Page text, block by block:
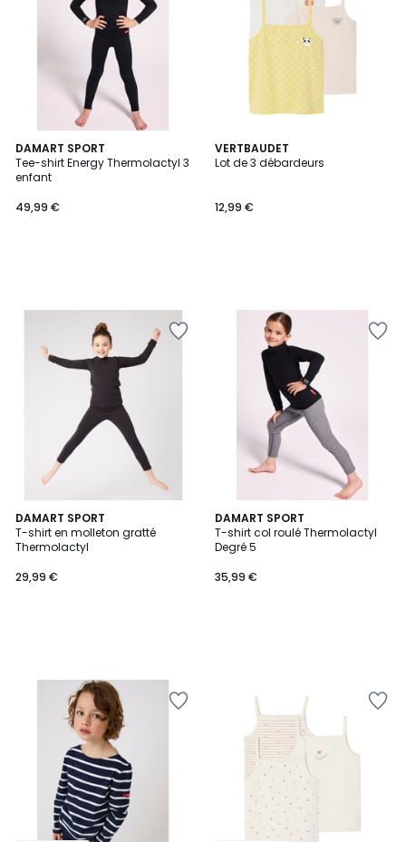
DAMART SPORT
Tee-shirt Energy Thermolactyl 3
enfant
49,99 €
VERTBAUDET
Lot de 3 débardeurs
12,99 €
DAMART SPORT
T-shirt en molleton gratté
Thermolactyl
29,99 €
DAMART SPORT
T-shirt col roulé Thermolactyl
Degré 5
35,99 €